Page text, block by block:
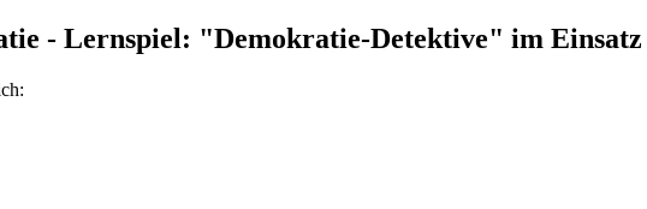
- Lernspiel: "Demokratie-Detektive" im Einsatz